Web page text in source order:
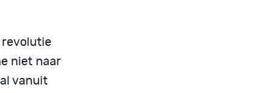
revolutie
niet naar
vanuit